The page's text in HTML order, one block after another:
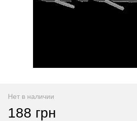
Нет в наличии
188 грн